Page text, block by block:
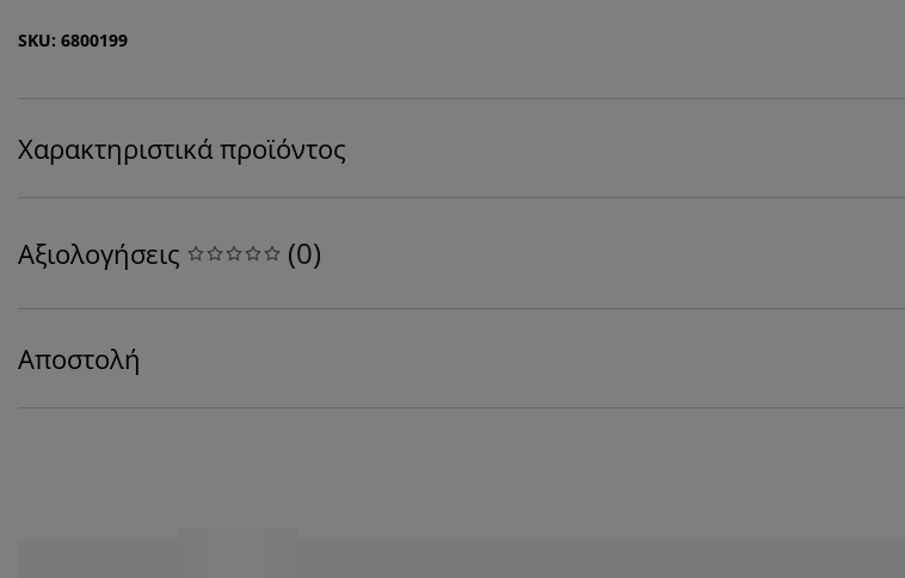
SKU: 6800199
Χαρακτηριστικά προϊόντος
Αξιολογήσεις (0)
Αποστολή